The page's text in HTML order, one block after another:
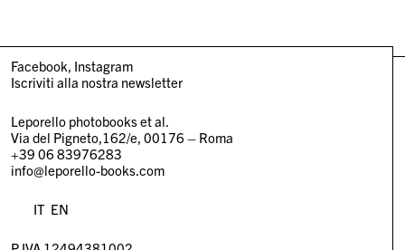
Facebook Instagram
Iscriviti alla nostra newsletter
Leporello photobooks et al.
Via del Pigneto,162/e, 00176 – Roma
+39 06 83976283
info@leporello-books.com
IT EN